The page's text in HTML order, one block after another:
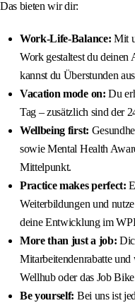
Das bieten wir dir:
Work-Life-Balance: Mit
Work gestaltest du deinen
kannst du Überstunden
Vacation mode on: Du
Tag – zusätzlich sind der
Wellbeing first:
sowie Mental Health
Mittelpunkt.
Practice makes perfect:
Weiterbildungen und
deine Entwicklung im
More than just a job:
Mitarbeitendenrabatte
Wellhub oder das Job
Be yourself: Bei uns ist